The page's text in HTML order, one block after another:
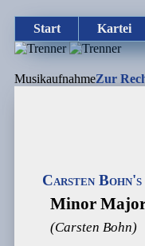
Start Kartei
MusikaufnahmeZur
Carsten Bohn's
Minor
(Carsten Bohn)